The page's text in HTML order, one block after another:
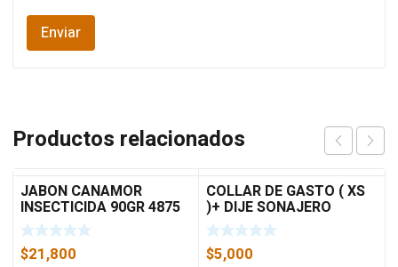
Productos relacionados
JABON CANAMOR
INSECTICIDA 90GR 4875
$21,800
COLLAR DE GASTO ( XS
)+ DIJE SONAJERO
$5,000